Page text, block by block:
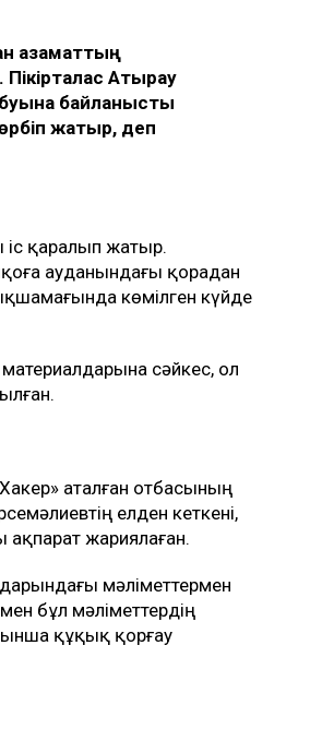
азаматтың
Атырау
байланысты
жатыр, деп
іс қаралып жатыр.
ауданындағы қорадан
көмілген күйде
сәйкес, ол
аталған отбасының
елден кеткені,
жариялаған.
мәліметтермен
бұл мәліметтердің
құқық қорғау